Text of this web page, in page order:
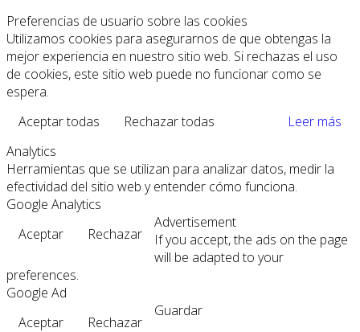
Preferencias de usuario sobre las cookies
Utilizamos cookies para asegurarnos de que obtengas la
mejor experiencia en nuestro sitio web. Si rechazas el uso
de cookies, este sitio web puede no funcionar como se
espera.
Aceptar todas
Rechazar todas
Leer más
Analytics
Herramientas que se utilizan para analizar datos, medir la
efectividad del sitio web y entender cómo funciona.
Google Analytics
Aceptar
Rechazar
Advertisement
If you accept, the ads on the page
will be adapted to your
preferences.
Google Ad
Aceptar
Rechazar
Guardar